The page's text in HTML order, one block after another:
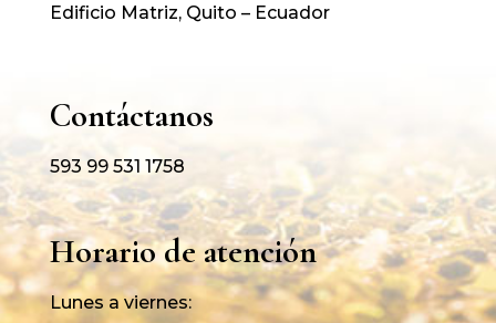
Edificio Matriz, Quito – Ecuador
Contáctanos
593 99 531 1758
Horario de atención
Lunes a viernes: